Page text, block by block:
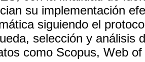
su implementación
siguiendo el
selección y análisis
como Scopus, Web